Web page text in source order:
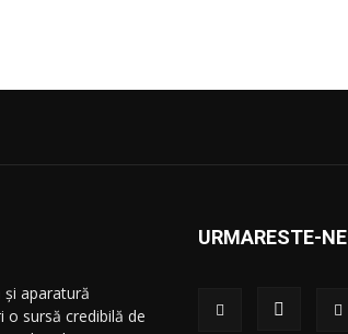
aparatură
sursă credibilă de
URMARESTE-NE